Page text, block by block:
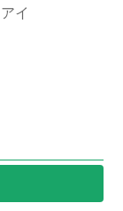
イ